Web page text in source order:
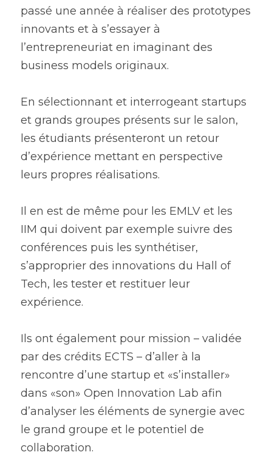
passé une année à réaliser des prototypes
innovants et à s’essayer à
l’entrepreneuriat en imaginant des
business models originaux.
En sélectionnant et interrogeant startups
et grands groupes présents sur le salon,
les étudiants présenteront un retour
d’expérience mettant en perspective
leurs propres réalisations.
Il en est de même pour les EMLV et les
IIM qui doivent par exemple suivre des
conférences puis les synthétiser,
s’approprier des innovations du Hall of
Tech, les tester et restituer leur
expérience.
Ils ont également pour mission – validée
par des crédits ECTS – d’aller à la
rencontre d’une startup et «s’installer»
dans «son» Open Innovation Lab afin
d’analyser les éléments de synergie avec
le grand groupe et le potentiel de
collaboration.